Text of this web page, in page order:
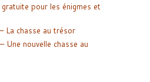
pour les énigmes et
La chasse au trésor
Une nouvelle chasse au